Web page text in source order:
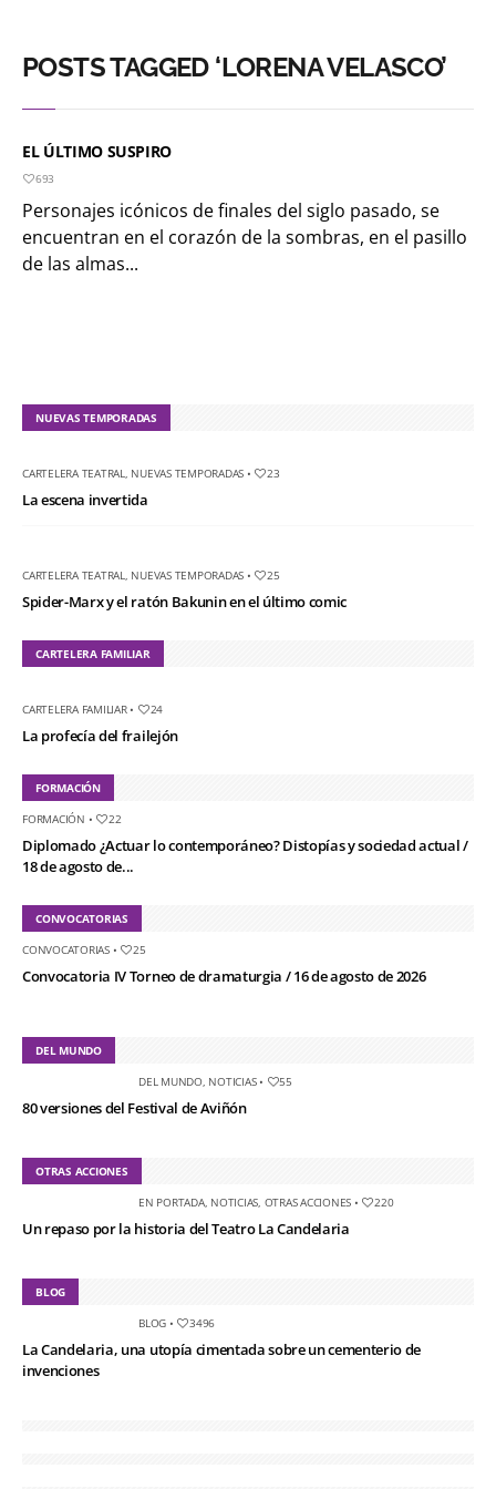
POSTS TAGGED ‘LORENA VELASCO’
EL ÚLTIMO SUSPIRO
693
Personajes icónicos de finales del siglo pasado, se
encuentran en el corazón de la sombras, en el pasillo
de las almas...
NUEVAS TEMPORADAS
CARTELERA TEATRAL NUEVAS TEMPORADAS • 23
La escena invertida
CARTELERA TEATRAL NUEVAS TEMPORADAS • 25
Spider-Marx y el ratón Bakunin en el último comic
CARTELERA FAMILIAR
CARTELERA FAMILIAR• 24
La profecía del frailejón
FORMACIÓN
FORMACIÓN • 22
Diplomado ¿Actuar lo contemporáneo? Distopías y sociedad actual /
18 de agosto de...
CONVOCATORIAS
CONVOCATORIAS• 25
Convocatoria IV Torneo de dramaturgia / 16 de agosto de 2026
DEL MUNDO
DEL MUNDO, NOTICIAS• 55
80 versiones del Festival de Aviñón
OTRAS ACCIONES
EN PORTADA, NOTICIAS OTRAS ACCIONES • 220
Un repaso por la historia del Teatro La Candelaria
BLOG
BLOG • 3496
La Candelaria, una utopía cimentada sobre un cementerio de
invenciones